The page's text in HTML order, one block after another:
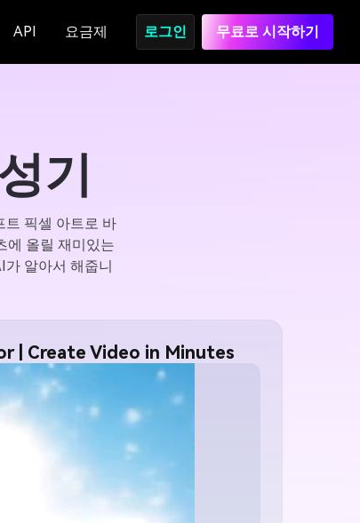
API 요금제 로그인 무료로 시작하기
기
트 픽셀 아트로 바
에 올릴 재미있는
알아서 해줍니
| Create Video in Minutes